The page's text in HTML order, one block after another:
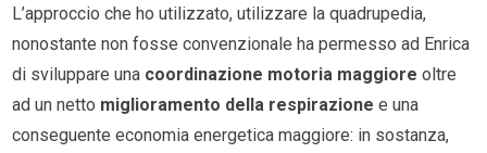
L’approccio che ho utilizzato, utilizzare la quadrupedia,
nonostante non fosse convenzionale ha permesso ad Enrica
di sviluppare una coordinazione motoria maggiore oltre
ad un netto miglioramento della respirazione e una
conseguente economia energetica maggiore: in sostanza,